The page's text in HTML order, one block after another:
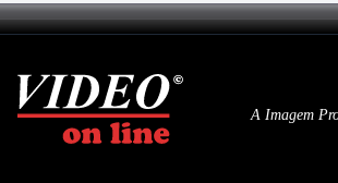
A Imagem